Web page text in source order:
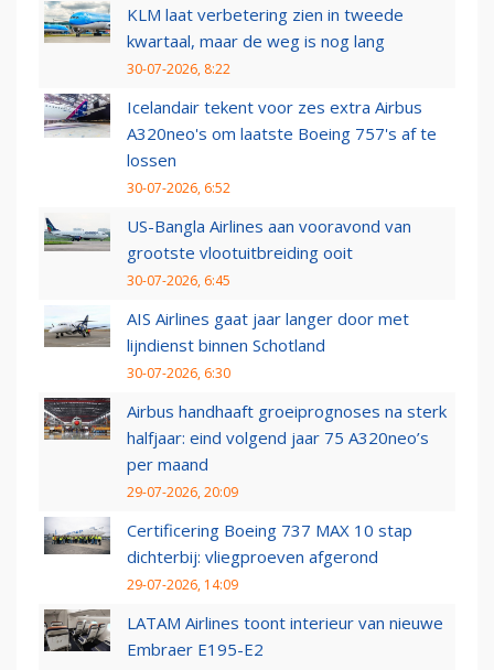
KLM laat verbetering zien in tweede
kwartaal, maar de weg is nog lang
30-07-2026, 8:22
Icelandair tekent voor zes extra Airbus
A320neo's om laatste Boeing 757's af te
lossen
30-07-2026, 6:52
US-Bangla Airlines aan vooravond van
grootste vlootuitbreiding ooit
30-07-2026, 6:45
AIS Airlines gaat jaar langer door met
lijndienst binnen Schotland
30-07-2026, 6:30
Airbus handhaaft groeiprognoses na sterk
halfjaar: eind volgend jaar 75 A320neo’s
per maand
29-07-2026, 20:09
Certificering Boeing 737 MAX 10 stap
dichterbij: vliegproeven afgerond
29-07-2026, 14:09
LATAM Airlines toont interieur van nieuwe
Embraer E195-E2